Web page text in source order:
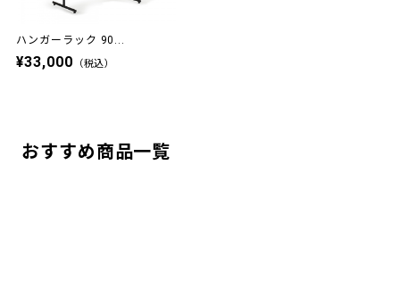
ハンガーラック 90...
¥33,000 （税込）
おすすめ商品一覧